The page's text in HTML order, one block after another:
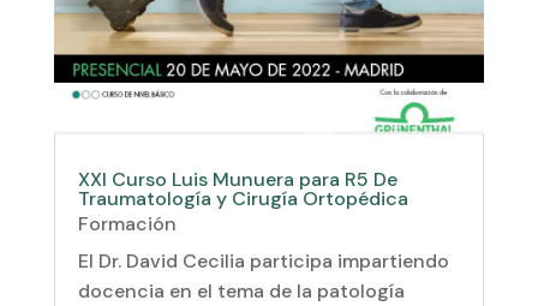
XXI Curso Luis Munuera para R5 De
Traumatología y Cirugía Ortopédica
Formación
El Dr. David Cecilia participa impartiendo
docencia en el tema de la patología